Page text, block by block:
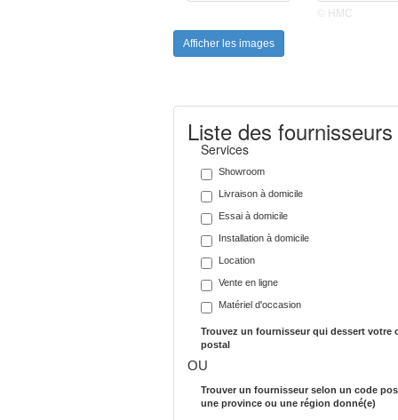
© HMC
Afficher les images
Liste des fournisseurs
Services
Showroom
Livraison à domicile
Essai à domicile
Installation à domicile
Location
Vente en ligne
Matériel d'occasion
Trouvez un fournisseur qui dessert votre
postal
OU
Trouver un fournisseur selon un code
une province ou une région donné(e)